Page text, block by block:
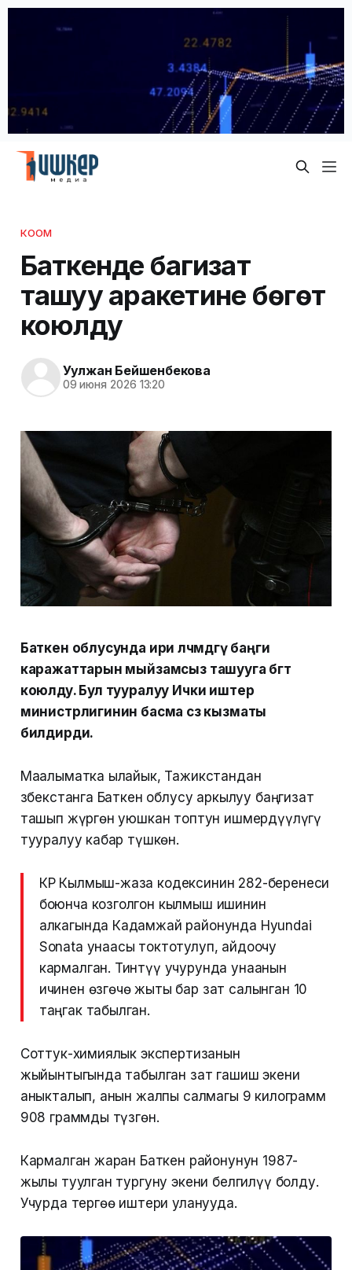
КООМ
Баткенде баңгизат
ташуу аракетине бөгөт
коюлду
Уулжан Бейшенбекова
09 июня 2026 13:20
Баткен облусунда ири өлчөмдөгү баңги
каражаттарын мыйзамсыз ташууга бөгөт
коюлду. Бул тууралуу Ички иштер
министрлигинин басма сөз кызматы
билдирди.
Маалыматка ылайык, Тажикстандан
Өзбекстанга Баткен облусу аркылуу баңгизат
ташып жүргөн уюшкан топтун ишмердүүлүгү
тууралуу кабар түшкөн.
КР Кылмыш-жаза кодексинин 282-беренеси
боюнча козголгон кылмыш ишинин
алкагында Кадамжай районунда Hyundai
Sonata унаасы токтотулуп, айдоочу
кармалган. Тинтүү учурунда унаанын
ичинен өзгөчө жыты бар зат салынган 10
таңгак табылган.
Соттук-химиялык экспертизанын
жыйынтыгында табылган зат гашиш экени
аныкталып, анын жалпы салмагы 9 килограмм
908 граммды түзгөн.
Кармалган жаран Баткен районунун 1987-
жылы туулган тургуну экени белгилүү болду.
Учурда тергөө иштери уланууда.